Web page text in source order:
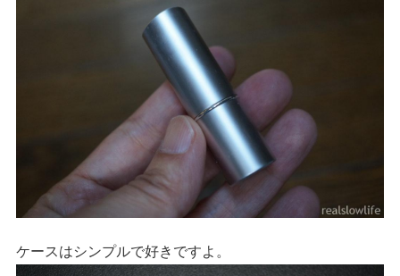
ケースはシンプルで好きですよ。